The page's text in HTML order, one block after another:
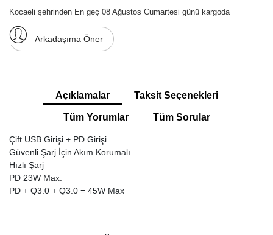
Kocaeli şehrinden En geç 08 Ağustos Cumartesi günü kargoda
Arkadaşıma Öner
Açıklamalar Taksit Seçenekleri
Tüm Yorumlar Tüm Sorular
Çift USB Girişi + PD Girişi
Güvenli Şarj İçin Akım Korumalı
Hızlı Şarj
PD 23W Max.
PD + Q3.0 + Q3.0 = 45W Max